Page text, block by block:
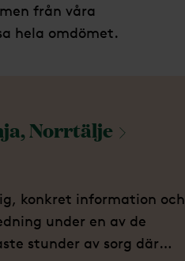
från våra
hela omdömet.
Norrtälje
konkret information och
under en av de
stunder av sorg där